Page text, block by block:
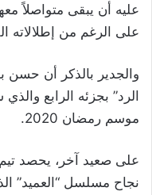
عليه أن يبقى متواصلاً
على الرغم من إطلالاته
والجدير بالذكر أن حسن
موسم رمضان 2020.
على صعيد آخر، يحصد